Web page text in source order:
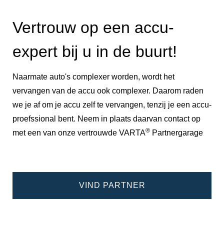
Vertrouw op een accu-
expert bij u in de buurt!
Naarmate auto's complexer worden, wordt het
vervangen van de accu ook complexer. Daarom raden
we je af om je accu zelf te vervangen, tenzij je een accu-
proefssional bent. Neem in plaats daarvan contact op
met een van onze vertrouwde VARTA® Partnergarage
VIND PARTNER